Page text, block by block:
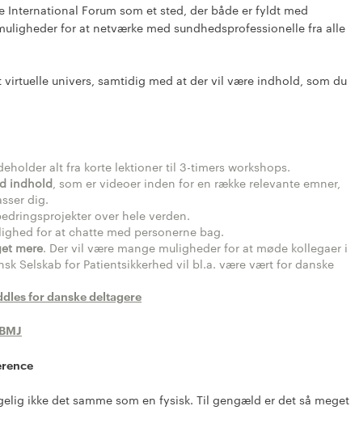
International Forum som et sted, der både er fyldt med
for at netværke med sundhedsprofessionelle fra alle
univers, samtidig med at der vil være indhold, som du
alt fra korte lektioner til 3-timers workshops.
indhold , som er videoer inden for en række relevante emner,
dig.
over hele verden.
for at chatte med personerne bag.
mere. Der vil være mange muligheder for at møde kollegaer i
Selskab for Patientsikkerhed vil bl.a. være vært for danske
for danske deltagere
ikke det samme som en fysisk. Til gengæld er det så meget